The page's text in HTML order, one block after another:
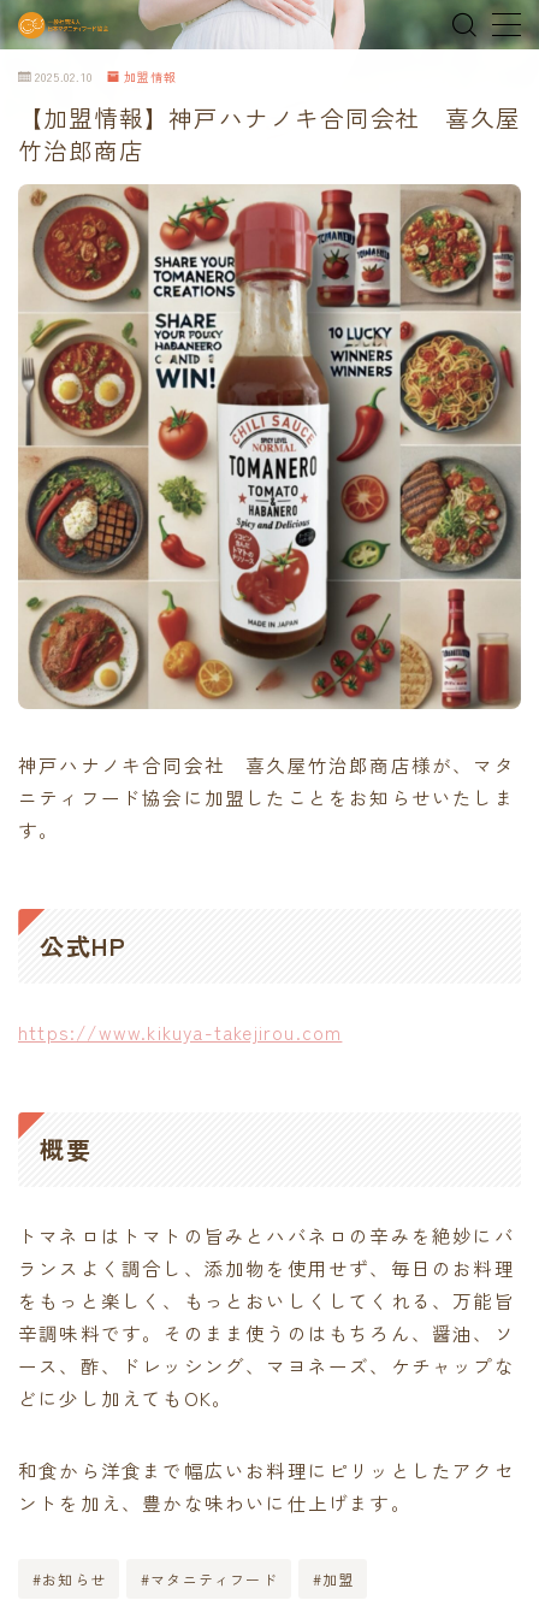
MENU
home
about
MEDIA & NEWS
shop
オンラインショップ
Tokyo Family Marche 有明店
Tokyo Family Marche 府中店
contact
2025.02.10 加盟情報
【加盟情報】神戸ハナノキ合同会社 喜久屋
竹治郎商店
神戸ハナノキ合同会社 喜久屋竹治郎商店様が、マタ
ニティフード協会に加盟したことをお知らせいたしま
す。
公式HP
https://www.kikuya-takejirou.com
概要
トマネロはトマトの旨みとハバネロの辛みを絶妙にバ
ランスよく調合し、添加物を使用せず、毎日のお料理
をもっと楽しく、もっとおいしくしてくれる、万能旨
辛調味料です。そのまま使うのはもちろん、醤油、ソ
ース、酢、ドレッシング、マヨネーズ、ケチャップな
どに少し加えてもOK。
和食から洋食まで幅広いお料理にピリッとしたアクセ
ントを加え、豊かな味わいに仕上げます。
#お知らせ #マタニティフード #加盟